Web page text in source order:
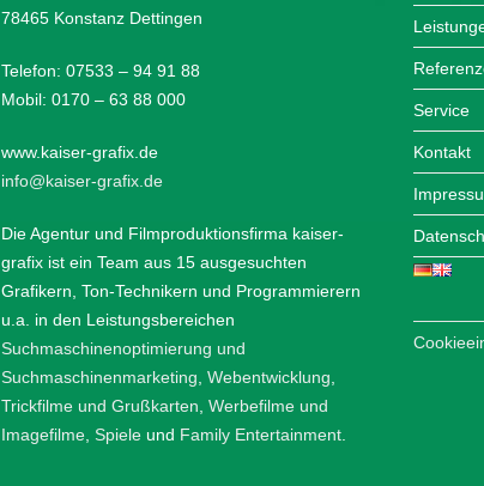
78465 Konstanz Dettingen
Telefon: 07533 – 94 91 88
Mobil: 0170 – 63 88 000
www.kaiser-grafix.de
info@kaiser-grafix.de
Die Agentur und Filmproduktionsfirma kaiser-
grafix ist ein Team aus 15 ausgesuchten
Grafikern, Ton-Technikern und Programmierern
u.a. in den Leistungsbereichen
Suchmaschinenoptimierung und
Suchmaschinenmarketing ,Webentwicklung
Trickfilme und Grußkarten ,Werbefilme und
Imagefilme ,Spiele und Family Entertainment
Service
Kontakt